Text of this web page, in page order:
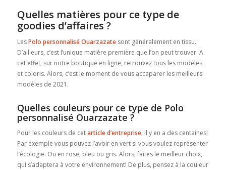
Quelles matières pour ce type de
goodies d’affaires ?
LesPolo personnalisé Ouarzazate sont généralement en tissu.
D’ailleurs, c’est l’unique matière première que l’on peut trouver. A
cet effet, sur notre boutique en ligne, retrouvez tous les modèles
et coloris. Alors, c’est le moment de vous accaparer les meilleurs
modèles de 2021.
Quelles couleurs pour ce type de Polo
personnalisé Ouarzazate ?
Pour les couleurs de cetarticle d’entreprise,il y en a des centaines!
Par exemple vous pouvez l’avoir en vert si vous voulez représenter
l’écologie. Ou en rose, bleu ou gris. Alors, faites le meilleur choix,
qui s’adaptera à votre environnement! De plus, pensez à la couleur